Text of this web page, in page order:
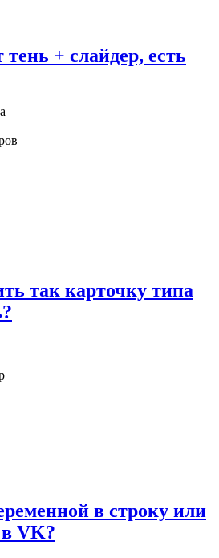
тень + слайдер, есть
так карточку типа
в строку или
в VK?